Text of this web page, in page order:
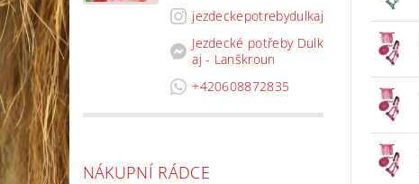
jezdeckepotrebydulkaj
Jezdecké potřeby Dulk
aj - Lanškroun
+420608872835
NÁKUPNÍ RÁDCE